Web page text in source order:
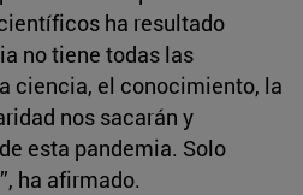
ha resultado
no tiene todas las
ciencia, el conocimiento, la
nos sacarán y
esta pandemia. Solo
ha afirmado.